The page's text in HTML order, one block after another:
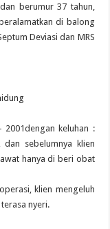
berumur 37 tahun,
di balong
Deviasi dan MRS
keluhan :
dan sebelumnya klien
hanya di beri obat
klien mengeluh
nyeri.